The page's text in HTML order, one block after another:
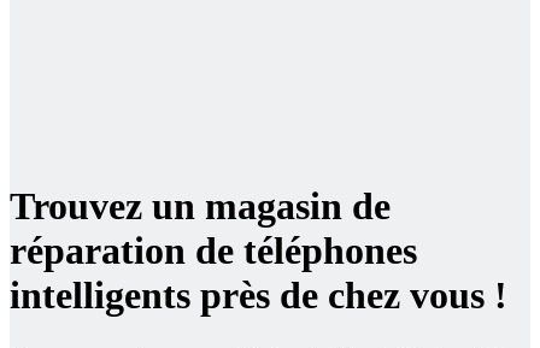
Trouvez un magasin de
réparation de téléphones
intelligents près de chez vous !